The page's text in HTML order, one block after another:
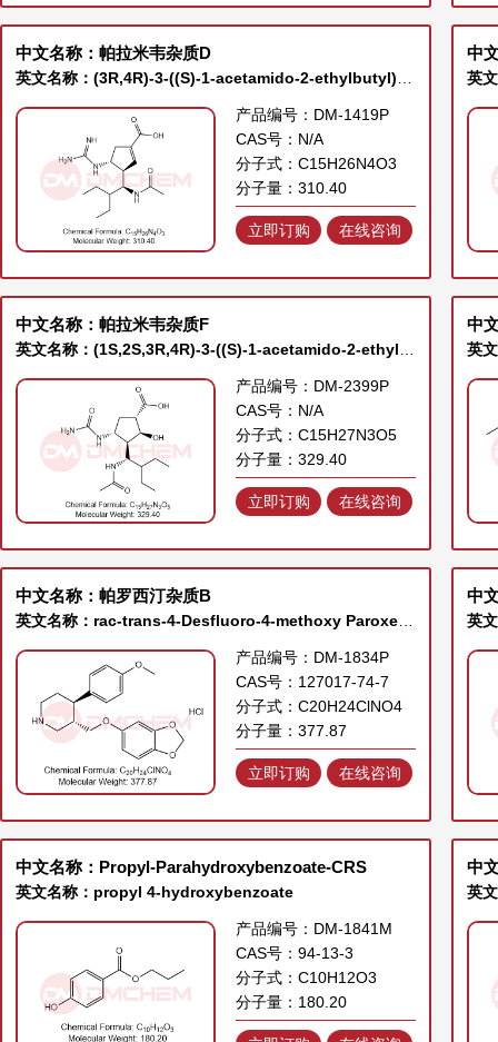
中文名称：帕拉米韦杂质D
英文名称：(3R,4R)-3-((S)-1-acetamido-2-ethylbutyl)-4-guanidinocyclopent-1-ene-1-carboxylic acid
产品编号：DM-1419P
CAS号：N/A
分子式：C15H26N4O3
分子量：310.40
立即订购 在线咨询
中
中文名称：帕拉米韦杂质F
英文名称：(1S,2S,3R,4R)-3-((S)-1-acetamido-2-ethylbutyl)-2-hydroxy-4-ureidocyclopentane-1-carboxylic acid
产品编号：DM-2399P
CAS号：N/A
分子式：C15H27N3O5
分子量：329.40
立即订购 在线咨询
中
英
中文名称：帕罗西汀杂质B
英文名称：rac-trans-4-Desfluoro-4-methoxy Paroxetine Hydrochloride
产品编号：DM-1834P
CAS号：127017-74-7
分子式：C20H24ClNO4
分子量：377.87
立即订购 在线咨询
中
中文名称：Propyl-Parahydroxybenzoate-CRS
英文名称：propyl 4-hydroxybenzoate
产品编号：DM-1841M
CAS号：94-13-3
分子式：C10H12O3
分子量：180.20
中